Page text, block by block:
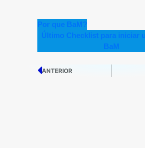
Por que BaM?
Último Checklist para iniciar
BaM
ANTERIOR